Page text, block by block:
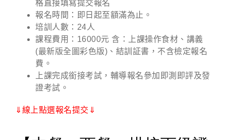
格直接填寫提交報名
報名時間：即日起至額滿為止。
培訓人數：24人
課程費用：16000元 含：上課操作食材、講義
(最新版全圖彩色版)、結訓証書，不含檢定報名
費。
上課完成銜接考試，輔導報名參加即測即評及發
證考試。
⇓線上點選報名提交⇓